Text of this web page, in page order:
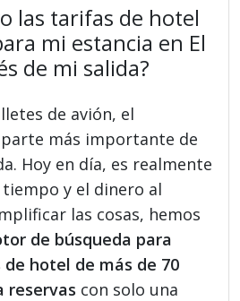
las tarifas de hotel
mi estancia en El
de mi salida?
de avión, el
más importante de
Hoy en día, es realmente
y el dinero al
las cosas, hemos
de búsqueda para
hotel de más de 70
reservas con solo una